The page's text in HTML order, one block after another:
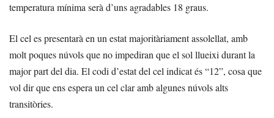
temperatura mínima serà d’uns agradables 18 graus.
El cel es presentarà en un estat majoritàriament assolellat, amb
molt poques núvols que no impediran que el sol llueixi durant la
major part del dia. El codi d’estat del cel indicat és “12”, cosa que
vol dir que ens espera un cel clar amb algunes núvols alts
transitòries.